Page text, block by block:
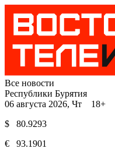
Все новости
Республики Бурятия
06 августа 2026, Чт 18+
$ 80.9293
€ 93.1901